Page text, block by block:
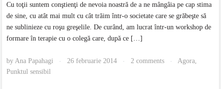
Cu toţii suntem conştienţi de nevoia noastră de a ne mângâia pe cap stima
de sine, cu atât mai mult cu cât trăim într-o societate care se grăbeşte să
ne sublinieze cu roşu greşelile. De curând, am lucrat într-un workshop de
formare în terapie cu o colegă care, după ce […]
by Ana Papahagi · 26 februarie 2014 · 2 comments · Agora
Punktul sensibil